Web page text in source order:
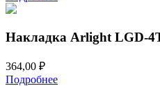
Накладка Arlight LGD-
364,00 ₽
Подробнее